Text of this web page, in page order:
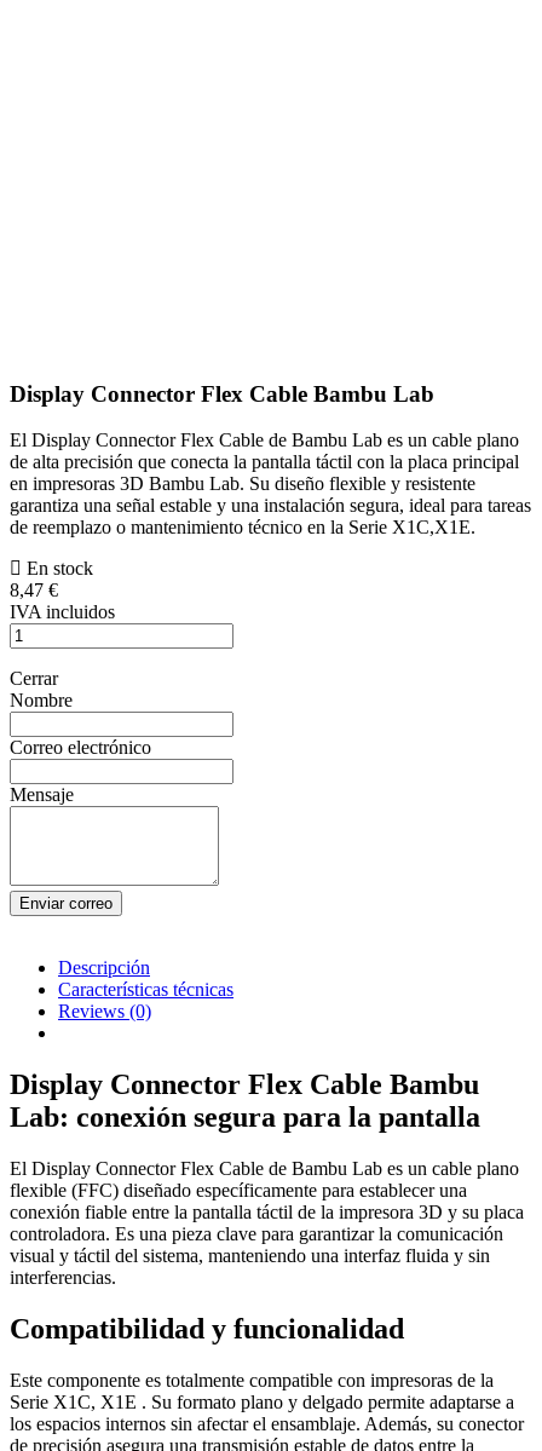
Display Connector Flex Cable Bambu Lab
El Display Connector Flex Cable de Bambu Lab es un cable plano
de alta precisión que conecta la pantalla táctil con la placa principal
en impresoras 3D Bambu Lab. Su diseño flexible y resistente
garantiza una señal estable y una instalación segura, ideal para tareas
de reemplazo o mantenimiento técnico en la Serie X1C,X1E.
En stock
8,47 €
IVA incluidos
Cerrar
Nombre
Correo electrónico
Mensaje
Enviar correo
Descripción
Características técnicas
Reviews (0)
Display Connector Flex Cable Bambu
Lab: conexión segura para la pantalla
El Display Connector Flex Cable de Bambu Lab es un cable plano
flexible (FFC) diseñado específicamente para establecer una
conexión fiable entre la pantalla táctil de la impresora 3D y su placa
controladora. Es una pieza clave para garantizar la comunicación
visual y táctil del sistema, manteniendo una interfaz fluida y sin
interferencias.
Compatibilidad y funcionalidad
Este componente es totalmente compatible con impresoras de la
Serie X1C, X1E . Su formato plano y delgado permite adaptarse a
los espacios internos sin afectar el ensamblaje. Además, su conector
de precisión asegura una transmisión estable de datos entre la